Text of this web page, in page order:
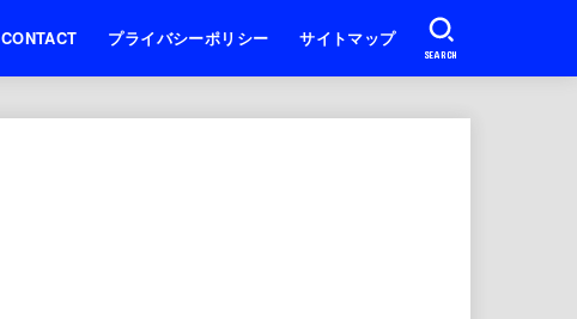
CONTACT プライバシーポリシー サイトマップ
SEARCH